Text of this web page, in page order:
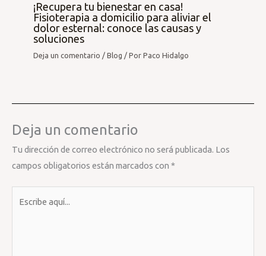
¡Recupera tu bienestar en casa!
Fisioterapia a domicilio para aliviar el
dolor esternal: conoce las causas y
soluciones
Deja un comentario /Blog / PorPaco Hidalgo
Deja un comentario
Tu dirección de correo electrónico no será publicada. Los
campos obligatorios están marcados con *